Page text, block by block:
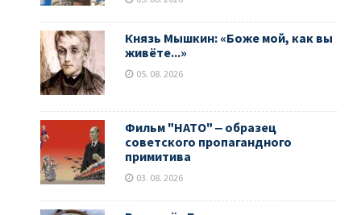
Князь Мышкин: «Боже мой, как вы
живёте...»
05. 08. 2026
Фильм "НАТО" ‒ образец
советского пропагандного
примитива
03. 08. 2026